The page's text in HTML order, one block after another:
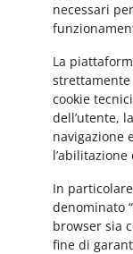
necessari
La
strettamente
cookie
dell’utente,
navigazione
In
denominato
browser sia
fine di